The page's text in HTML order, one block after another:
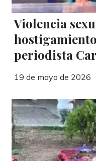
Violencia
periodista
19 de mayo de 2026